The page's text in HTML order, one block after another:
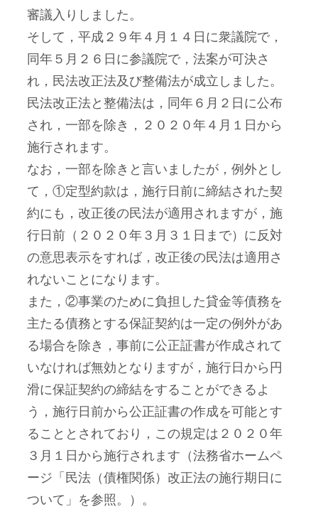
審議入りしました。
そして，平成２９年４月１４日に衆議院で，
同年５月２６日に参議院で，法案が可決さ
れ，民法改正法及び整備法が成立しました。
民法改正法と整備法は，同年６月２日に公布
され，一部を除き，２０２０年４月１日から
施行されます。
なお，一部を除きと言いましたが，例外とし
て，①定型約款は，施行日前に締結された契
約にも，改正後の民法が適用されますが，施
行日前（２０２０年３月３１日まで）に反対
の意思表示をすれば，改正後の民法は適用さ
れないことになります。
また，②事業のために負担した貸金等債務を
主たる債務とする保証契約は一定の例外があ
る場合を除き，事前に公正証書が作成されて
いなければ無効となりますが，施行日から円
滑に保証契約の締結をすることができるよ
う，施行日前から公正証書の作成を可能とす
ることとされており，この規定は２０２０年
３月１日から施行されます（法務省ホームペ
ージ「民法（債権関係）改正法の施行期日に
ついて」を参照。）。